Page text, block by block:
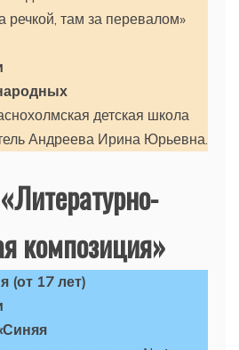
речкой, там за перевалом»
детская школа
Андреева Ирина Юрьевна.
композиция»
(от 17 лет)